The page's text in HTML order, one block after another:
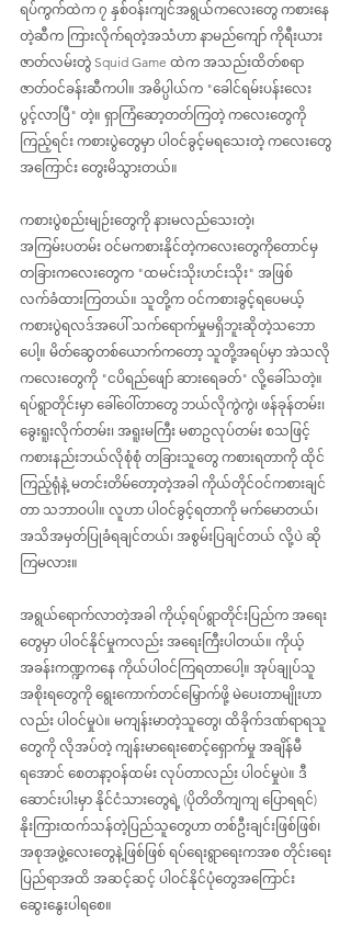
ရပ်ကွက်ထဲက ၇ နှစ်ဝန်းကျင်အရွယ်ကလေးတွေ ကစားနေ
တဲ့ဆီက ကြားလိုက်ရတဲ့အသံဟာ နာမည်ကျော် ကိုရီးယား
ဇာတ်လမ်းတွဲ Squid Game ထဲက အသည်းထိတ်စရာ
ဇာတ်ဝင်ခန်းဆီကပါ။ အဓိပ္ပါယ်က "ခေါင်ရမ်းပန်းလေး
ပွင့်လာပြီ" တဲ့။ ရှာကြံဆော့တတ်ကြတဲ့ ကလေးတွေကို
ကြည့်ရင်း ကစားပွဲတွေမှာ ပါဝင်ခွင့်မရသေးတဲ့ ကလေးတွေ
အကြောင်း တွေးမိသွားတယ်။
ကစားပွဲစည်းမျဉ်းတွေကို နားမလည်သေးတဲ့၊
အကြမ်းပတမ်း ဝင်မကစားနိုင်တဲ့ကလေးတွေကိုတောင်မှ
တခြားကလေးတွေက "ထမင်းသိုးဟင်းသိုး" အဖြစ်
လက်ခံထားကြတယ်။ သူတို့က ဝင်ကစားခွင့်ရပေမယ့်
ကစားပွဲရလဒ်အပေါ် သက်ရောက်မှုမရှိဘူးဆိုတဲ့သဘော
ပေါ့။ မိတ်ဆွေတစ်ယောက်ကတော့ သူတို့အရပ်မှာ အဲသလို
ကလေးတွေကို "ငပိရည်ဖျော် ဆားရေခတ်" လို့ခေါ်သတဲ့။
ရပ်ရွာတိုင်းမှာ ခေါ်ဝေါ်တာတွေ ဘယ်လိုကွဲကွဲ၊ ဖန်ခုန်တမ်း၊
ခွေးရူးလိုက်တမ်း၊ အရူးမကြီး မစာဥလုပ်တမ်း စသဖြင့်
ကစားနည်းဘယ်လိုစုံစုံ တခြားသူတွေ ကစားရတာကို ထိုင်
ကြည့်ရုံနဲ့ မတင်းတိမ်တော့တဲ့အခါ ကိုယ်တိုင်ဝင်ကစားချင်
တာ သဘာဝပါ။ လူဟာ ပါဝင်ခွင့်ရတာကို မက်မောတယ်၊
အသိအမှတ်ပြုခံရချင်တယ်၊ အစွမ်းပြချင်တယ် လို့ပဲ ဆို
ကြမလား။
အရွယ်ရောက်လာတဲ့အခါ ကိုယ့်ရပ်ရွာတိုင်းပြည်က အရေး
တွေမှာ ပါဝင်နိုင်မှုကလည်း အရေးကြီးပါတယ်။ ကိုယ့်
အခန်းကဏ္ဍကနေ ကိုယ်ပါဝင်ကြရတာပေါ့။ အုပ်ချုပ်သူ
အစိုးရတွေကို ရွေးကောက်တင်မြှောက်ဖို့ မဲပေးတာမျိုးဟာ
လည်း ပါဝင်မှုပဲ။ မကျန်းမာတဲ့သူတွေ၊ ထိခိုက်ဒဏ်ရာရသူ
တွေကို လိုအပ်တဲ့ ကျန်းမာရေးစောင့်ရှောက်မှု အချိန်မီ
ရအောင် စေတနာ့ဝန်ထမ်း လုပ်တာလည်း ပါဝင်မှုပဲ။ ဒီ
ဆောင်းပါးမှာ နိုင်ငံသားတွေရဲ့ (ပိုတိတိကျကျ ပြောရရင်)
နိုးကြားထက်သန်တဲ့ပြည်သူတွေဟာ တစ်ဦးချင်းဖြစ်ဖြစ်၊
အစုအဖွဲ့လေးတွေနဲ့ဖြစ်ဖြစ် ရပ်ရေးရွာရေးကအစ တိုင်းရေး
ပြည်ရာအထိ အဆင့်ဆင့် ပါဝင်နိုင်ပုံတွေအကြောင်း
ဆွေးနွေးပါရစေ။